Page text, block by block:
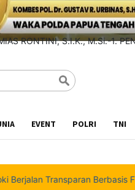
EVENT POLRI TNI
Berbasis Fakta dan Bukti